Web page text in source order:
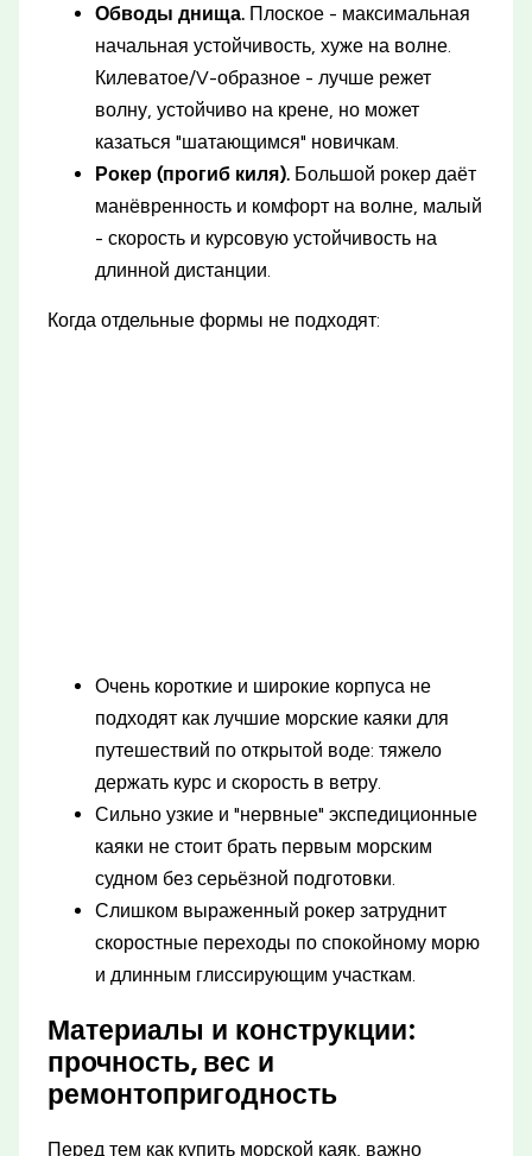
Обводы днища. Плоское - максимальная
начальная устойчивость, хуже на волне.
Килеватое/V-образное - лучше режет
волну, устойчиво на крене, но может
казаться "шатающимся" новичкам.
Рокер (прогиб киля). Большой рокер даёт
манёвренность и комфорт на волне, малый
- скорость и курсовую устойчивость на
длинной дистанции.
Когда отдельные формы не подходят:
Очень короткие и широкие корпуса не
подходят как лучшие морские каяки для
путешествий по открытой воде: тяжело
держать курс и скорость в ветру.
Сильно узкие и "нервные" экспедиционные
каяки не стоит брать первым морским
судном без серьёзной подготовки.
Слишком выраженный рокер затруднит
скоростные переходы по спокойному морю
и длинным глиссирующим участкам.
Материалы и конструкции:
прочность, вес и
ремонтопригодность
Перед тем как купить морской каяк, важно